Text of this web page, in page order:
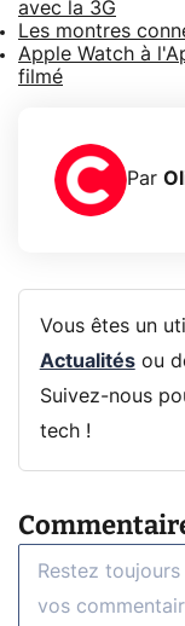
avec la 3G
Les montres
Apple Watch à
filmé
Par
Vous êtes un
Actualitésou
Suivez-nous
tech !